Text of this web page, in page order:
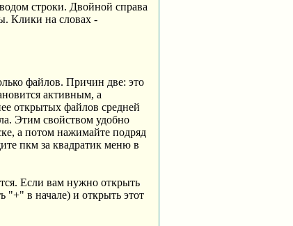
строки. Двойной справа
Клики на словах -
файлов. Причин две: это
активным, а
открытых файлов средней
Этим свойством удобно
а потом нажимайте подряд
пкм за квадратик меню в
Если вам нужно открыть
"+" в начале) и открыть этот